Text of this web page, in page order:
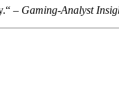
– Gaming-Analyst